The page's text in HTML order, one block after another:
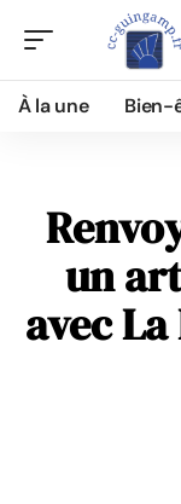
À la une Bien-
un
avec